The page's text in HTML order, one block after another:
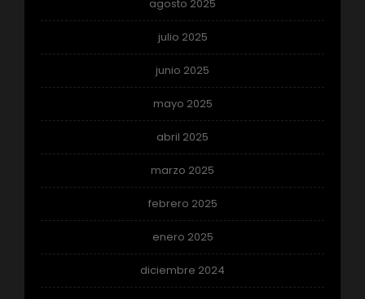
agosto 2025
julio 2025
junio 2025
mayo 2025
abril 2025
marzo 2025
febrero 2025
enero 2025
diciembre 2024